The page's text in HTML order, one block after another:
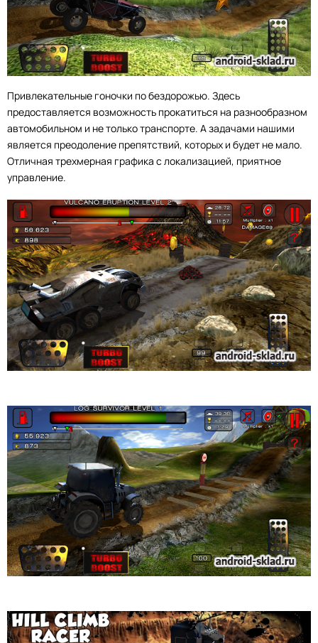
Привлекательные гоночки по бездорожью. Здесь
предоставляется возможность прокатиться на разнообразном
автомобильном и не только транспорте. А задачами нашими
является преодоление препятствий, которых и будет не мало.
Отличная трехмерная графика с локализацией, приятное
управление.